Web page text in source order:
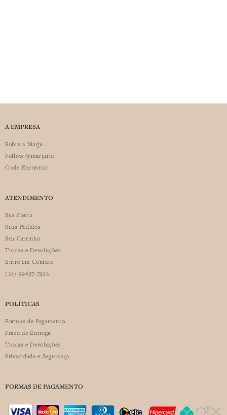
A EMPRESA
Sobre a Marju
Follow @marjurio
Onde Encontrar
ATENDIMENTO
Sua Conta
Seus Pedidos
Seu Carrinho
Trocas e Devoluções
Entre em Contato
(21) 99657-7322
POLÍTICAS
Formas de Pagamento
Prazo de Entrega
Trocas e Devoluções
Privacidade e Segurança
FORMAS DE PAGAMENTO